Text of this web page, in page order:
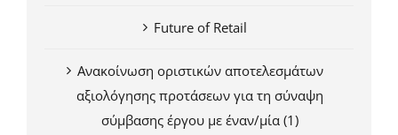
Future of Retail
Ανακοίνωση οριστικών αποτελεσμάτων
αξιολόγησης προτάσεων για τη σύναψη
σύμβασης έργου με έναν/μία (1)